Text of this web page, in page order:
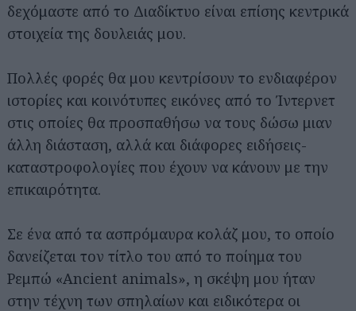
δεχόμαστε από το Διαδίκτυο είναι επίσης κεντρικά
στοιχεία της δουλειάς μου.
Πολλές φορές θα μου κεντρίσουν το ενδιαφέρον
ιστορίες και κοινότυπες εικόνες από το Ίντερνετ
στις οποίες θα προσπαθήσω να τους δώσω μιαν
άλλη διάσταση, αλλά και διάφορες ειδήσεις-
καταστροφολογίες που έχουν να κάνουν με την
επικαιρότητα.
Σε ένα από τα ασπρόμαυρα κολάζ μου, το οποίο
δανείζεται τον τίτλο του από το ποίημα του
Ρεμπώ «Ancient animals», η σκέψη μου ήταν
στην τέχνη των σπηλαίων και ειδικότερα οι